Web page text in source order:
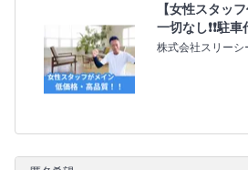
【女性スタッ
一切なし❗️❗️駐
株式会社スリーシ